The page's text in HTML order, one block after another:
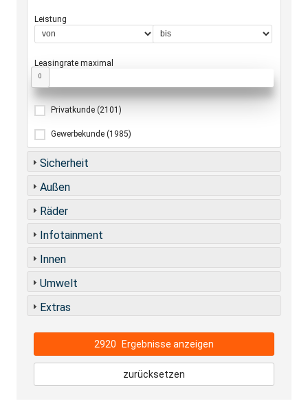
Leistung
Leasingrate maximal
0
Privatkunde (2101)
Gewerbekunde (1985)
Sicherheit
Außen
Räder
Infotainment
Innen
Umwelt
Extras
2920 Ergebnisse anzeigen
zurücksetzen